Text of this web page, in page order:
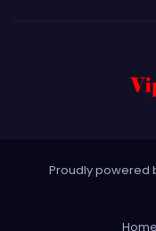
Proudly powered
Home